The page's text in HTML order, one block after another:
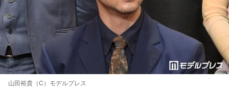
山田裕貴（C）モデルプレス